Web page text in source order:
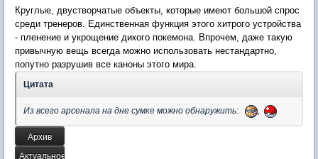
Круглые, двустворчатые объекты, которые имеют большой спрос
среди тренеров. Единственная функция этого хитрого устройства
- пленение и укрощение дикого покемона. Впрочем, даже такую
привычную вещь всегда можно использовать нестандартно,
попутно разрушив все каноны этого мира.
Цитата
Из всего арсенала на дне сумке можно обнаружить: ,